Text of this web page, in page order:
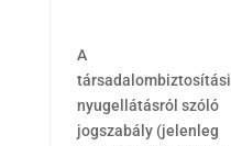
A
társadalombiztosítási
nyugellátásról szóló
jogszabály (jelenleg